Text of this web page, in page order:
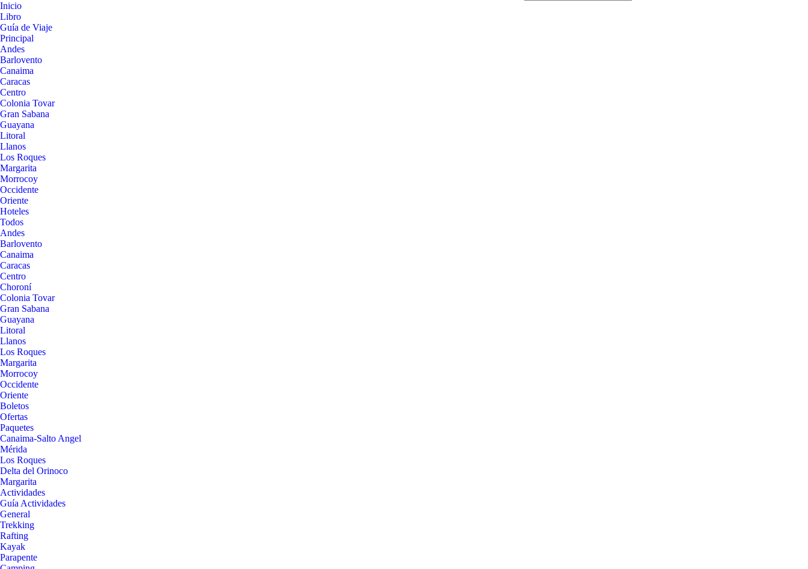
Inicio
Libro
Guía de Viaje
Principal
Andes
Barlovento
Canaima
Caracas
Centro
Colonia Tovar
Gran Sabana
Guayana
Litoral
Llanos
Los Roques
Margarita
Morrocoy
Occidente
Oriente
Hoteles
Todos
Andes
Barlovento
Canaima
Caracas
Centro
Choroní
Colonia Tovar
Gran Sabana
Guayana
Litoral
Llanos
Los Roques
Margarita
Morrocoy
Occidente
Oriente
Boletos
Ofertas
Paquetes
Canaima-Salto Angel
Mérida
Los Roques
Delta del Orinoco
Margarita
Actividades
Guía Actividades
General
Trekking
Rafting
Kayak
Parapente